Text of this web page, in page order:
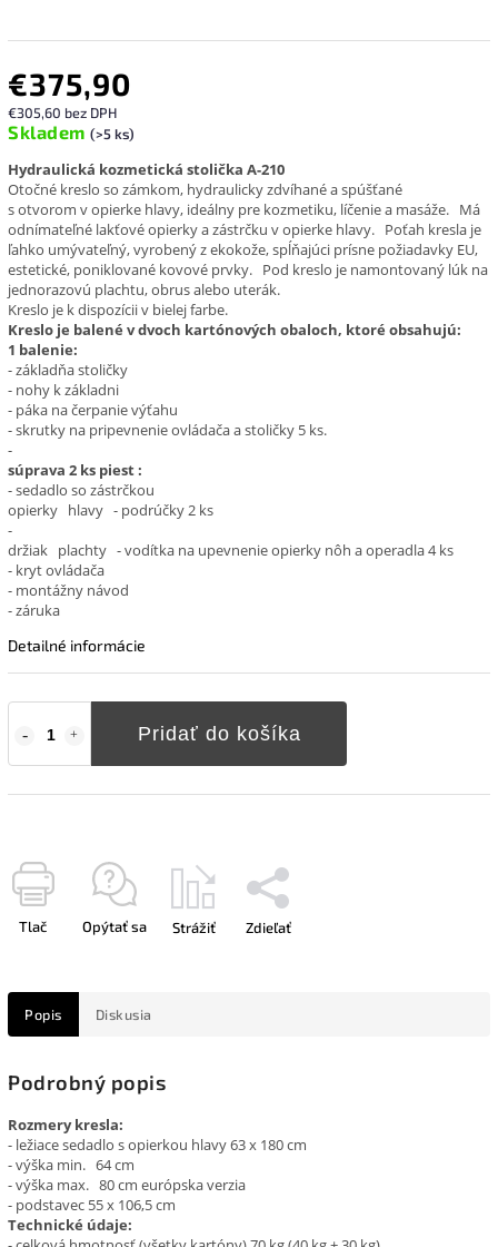
€375,90
€305,60 bez DPH
Skladem (>5 ks)
Pridať do košíka
Hydraulická kozmetická stolička A-210
Otočné kreslo so zámkom, hydraulicky zdvíhané a spúšťané
s otvorom v opierke hlavy, ideálny pre kozmetiku, líčenie a masáže. Má
odnímateľné lakťové opierky a zástrčku v opierke hlavy. Poťah kresla je
ľahko umývateľný, vyrobený z ekokože, spĺňajúci prísne požiadavky EU,
estetické, poniklované kovové prvky. Pod kreslo je namontovaný lúk na
jednorazovú plachtu, obrus alebo uterák.
Kreslo je k dispozícii v bielej farbe.
Kreslo je balené v dvoch kartónových obaloch, ktoré obsahujú:
1 balenie:
- základňa stoličky
- nohy k základni
- páka na čerpanie výťahu
- skrutky na pripevnenie ovládača a stoličky 5 ks.
-
súprava 2 ks piest:
- sedadlo so zástrčkou
opierky hlavy - podrúčky 2 ks
-
držiak
plachty - vodítka na upevnenie opierky nôh a operadla 4 ks
- kryt ovládača
- montážny návod
- záruka
Detailné informácie
Tlač Opýtať sa Strážiť Zdieľať
Popis Diskusia
Podrobný popis
Rozmery kresla:
- ležiace sedadlo s opierkou hlavy 63 x 180 cm
- výška min. 64 cm
- výška max. 80 cm európska verzia
- podstavec 55 x 106,5 cm
Technické údaje: